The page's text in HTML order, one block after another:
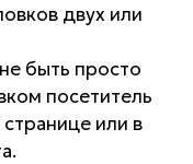
двух или
быть просто
посетитель
или в